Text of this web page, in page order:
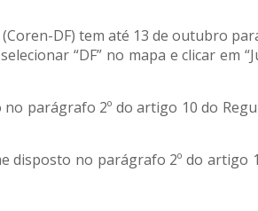
DF) tem até 13 de outubro
“DF” no mapa e clicar em
parágrafo 2º do artigo 10 do
disposto no parágrafo 2º do artigo